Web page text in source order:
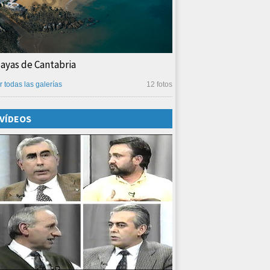
de Cantabria
12 fotos
todas las galerías
VÍDEOS